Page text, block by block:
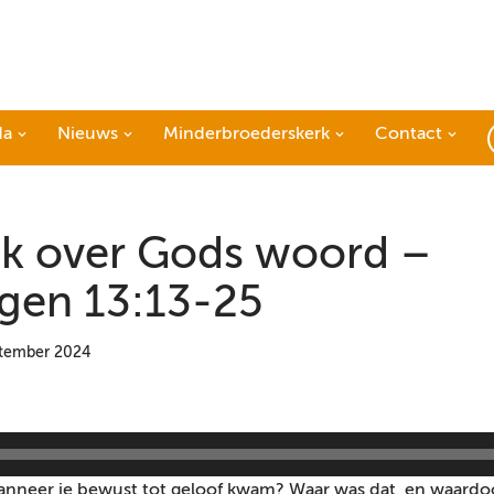
Nieuws Minderbroederskerk
Contact
over Gods woord –
13:13-25
2024